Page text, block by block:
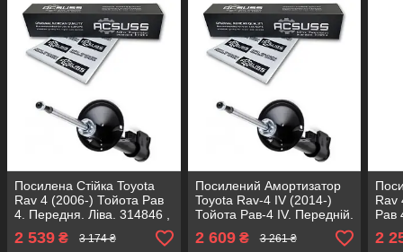
Посилена Стійка Toyota
Rav 4 (2006-) Тойота Рав
4. Передня. Ліва. 314846 ,
339032 KOREA Аксусс!
2 539 ₴ 3 174 ₴
Посилений Амортизатор
Toyota Rav-4 IV (2014-)
Тойота Рав-4 IV. Передній.
Лівий. 316985 , 339335
KOREA Аксусс!
2 609₴ 3 261 ₴
Rav
Рав
2